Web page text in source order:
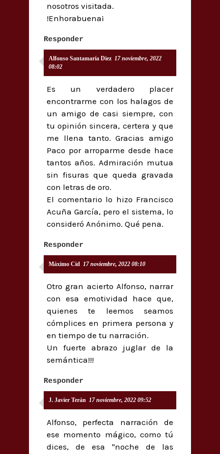
nosotros visitada.
!Enhorabuena¡
Responder
Alfonso Santamaría Diez 17 noviembre, 2022
08:02
Es un verdadero placer
encontrarme con los halagos de
un amigo de casi siempre, con
tu opinión sincera, certera y que
me llena tanto. Gracias amigo
Paco por arroparme desde hace
tantos años. Admiración mutua
sin fisuras que queda gravada
con letras de oro.
El comentario lo hizo Francisco
Acuña García, pero el sistema, lo
consideró Anónimo. Qué pena.
Responder
Máximo Cid 17 noviembre, 2022 08:10
Otro gran acierto Alfonso, narrar
con esa emotividad hace que,
quienes te leemos seamos
cómplices en primera persona y
en tiempo de tu narración.
Un fuerte abrazo juglar de la
semántica!!!
Responder
J. Javier Terán 17 noviembre, 2022 09:52
Alfonso, perfecta narración de
ese momento mágico, como tú
dices, de esa "noche de las